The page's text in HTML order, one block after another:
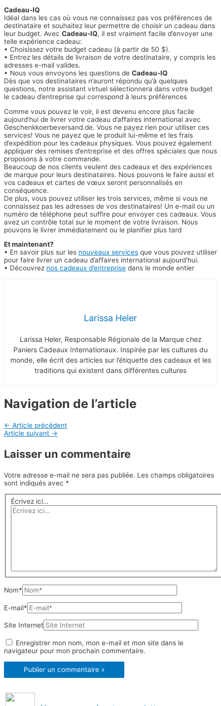
Cadeau-IQ
Idéal dans les cas où vous ne connaissez pas vos préférences de
destinataire et souhaitez leur permettre de choisir un cadeau dans
leur budget. Avec Cadeau-IQ, il est vraiment facile d’envoyer une
telle expérience cadeau:
• Choisissez votre budget cadeau (à partir de 50 $).
• Entrez les détails de livraison de votre destinataire, y compris les
adresses e-mail valides.
• Nous vous envoyons les questions de Cadeau-IQ
Dès que vos destinataires n’auront répondu qu’à quelques
questions, notre assistant virtuel sélectionnera dans votre budget
le cadeau d’entreprise qui correspond à leurs préférences
Comme vous pouvez le voir, il est devenu encore plus facile
aujourd’hui de livrer votre cadeau d’affaires international avec
Geschenkkoerbeversand.de. Vous ne payez rien pour utiliser ces
services! Vous ne payez que le produit lui-même et les frais
d’expédition pour les cadeaux physiques. Vous pouvez également
appliquer des remises d’entreprise et des offres spéciales que nous
proposons à votre commande.
Beaucoup de nos clients veulent des cadeaux et des expériences
de marque pour leurs destinataires. Nous pouvons le faire aussi et
vos cadeaux et cartes de vœux seront personnalisés en
conséquence.
De plus, vous pouvez utiliser les trois services, même si vous ne
connaissez pas les adresses de vos destinataires! Un e-mail ou un
numéro de téléphone peut suffire pour envoyer ces cadeaux. Vous
avez un contrôle total sur le moment de votre livraison. Nous
pouvons le livrer immédiatement ou le planifier plus tard
Et maintenant?
• En savoir plus sur les nouveaux services que vous pouvez utiliser
pour faire livrer un cadeau d’affaires international aujourd’hui.
• Découvrez nos cadeaux d’entreprise dans le monde entier
Larissa Heler
Larissa Heler, Responsable Régionale de la Marque chez
Paniers Cadeaux Internationaux. Inspirée par les cultures du
monde, elle écrit des articles sur l’étiquette des cadeaux et les
traditions qui existent dans différentes cultures
Navigation de l’article
← Article précédent
Article suivant →
Laisser un commentaire
Votre adresse e-mail ne sera pas publiée. Les champs obligatoires
sont indiqués avec *
Écrivez ici…
Nom*
E-mail*
Site Internet
Enregistrer mon nom, mon e-mail et mon site dans le
navigateur pour mon prochain commentaire.